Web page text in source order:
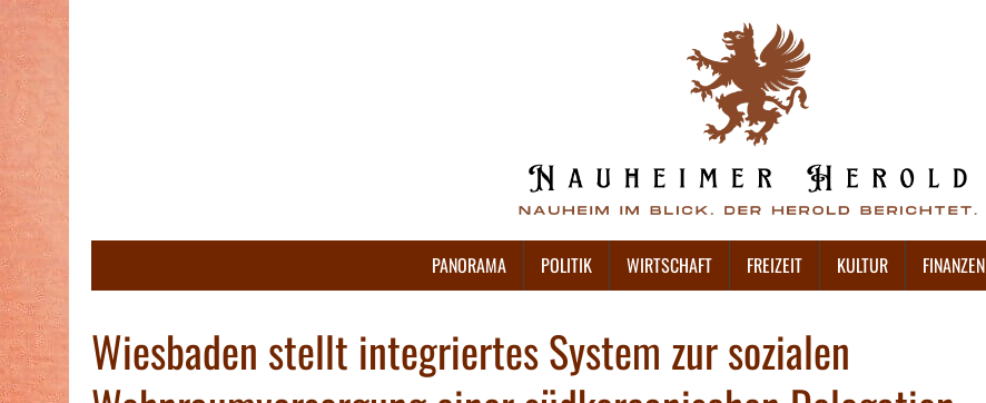
PANORAMA POLITIK WIRTSCHAFT FREIZEIT KULTUR FINANZEN
Wiesbaden stellt integriertes System zur sozialen